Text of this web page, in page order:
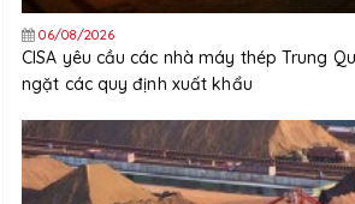
06/08/2026
CISA yêu cầu các nhà máy thép Trung
ngặt các quy định xuất khẩu